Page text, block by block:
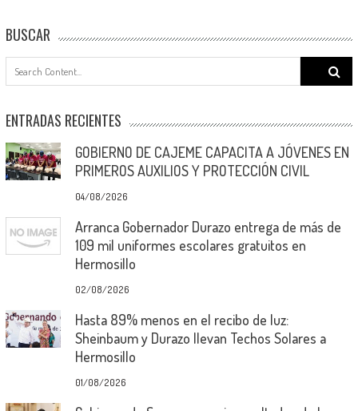
BUSCAR
Search
for:
ENTRADAS RECIENTES
GOBIERNO DE CAJEME CAPACITA A JÓVENES EN
PRIMEROS AUXILIOS Y PROTECCIÓN CIVIL
04/08/2026
Arranca Gobernador Durazo entrega de más de
109 mil uniformes escolares gratuitos en
Hermosillo
02/08/2026
Hasta 89% menos en el recibo de luz:
Sheinbaum y Durazo llevan Techos Solares a
Hermosillo
01/08/2026